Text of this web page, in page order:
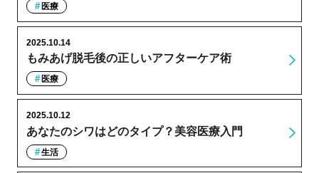
医療
もみあげ脱毛後の正しいアフターケア術
2025.10.14
医療
あなたのシワはどのタイプ？美容医療入門
2025.10.12
生活